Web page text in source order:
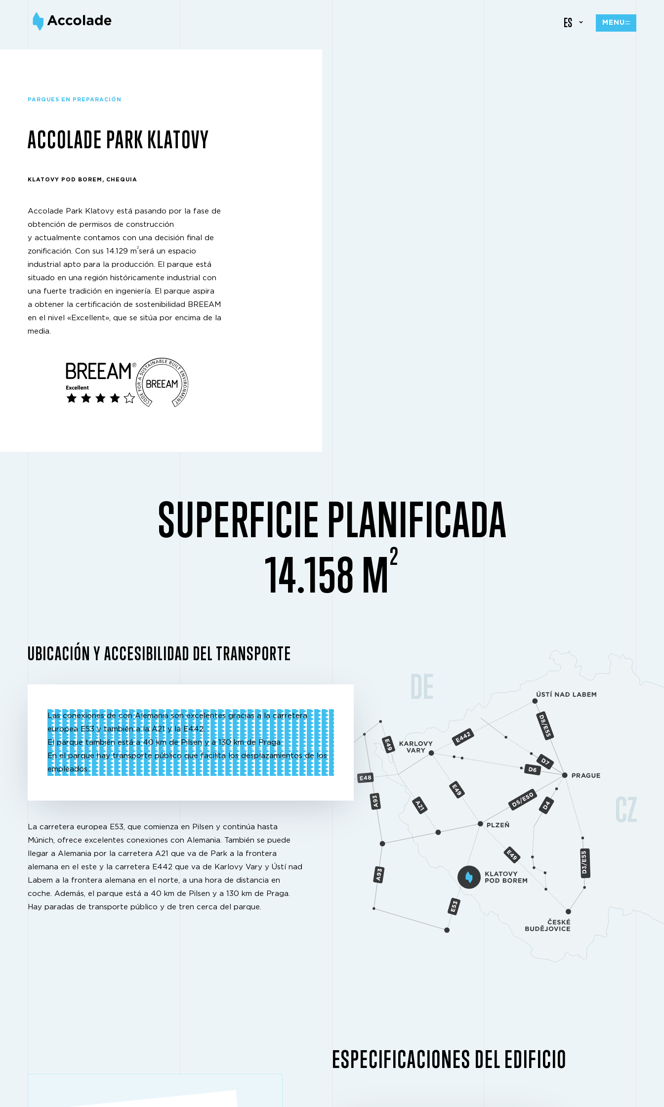
ES MENU
PARQUES EN PREPARACIÓN
ACCOLADE PARK KLATOVY
KLATOVY POD BOREM, CHEQUIA
Accolade Park Klatovy está pasando por la fase de
obtención de permisos de construcción
y actualmente contamos con una decisión final de
zonificación. Con sus 14.129 m2será un espacio
industrial apto para la producción. El parque está
situado en una región históricamente industrial con
una fuerte tradición en ingeniería. El parque aspira
a obtener la certificación de sostenibilidad BREEAM
en el nivel «Excellent», que se sitúa por encima de la
media.
SUPERFICIE PLANIFICADA
14.158 M2
UBICACIÓN Y ACCESIBILIDAD DEL TRANSPORTE
Las conexiones de con Alemania son excelentes gracias a la carretera
europea E53 y también a la A21 y la E442.
El parque también está a 40 km de Pilsen y a 130 km de Praga
En el parque hay transporte público que facilita los desplazamientos de los
empleados.
La carretera europea E53, que comienza en Pilsen y continúa hasta
Múnich, ofrece excelentes conexiones con Alemania. También se puede
llegar a Alemania por la carretera A21 que va de Park a la frontera
alemana en el este y la carretera E442 que va de Karlovy Vary y Ústí nad
Labem a la frontera alemana en el norte, a una hora de distancia en
coche. Además, el parque está a 40 km de Pilsen y a 130 km de Praga.
Hay paradas de transporte público y de tren cerca del parque.
ESPECIFICACIONES DEL EDIFICIO